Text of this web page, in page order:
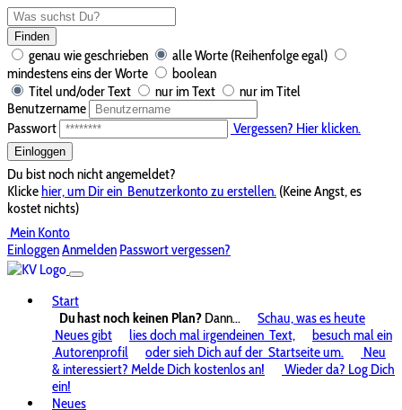
Finden
genau wie geschrieben
alle Worte (Reihenfolge egal)
mindestens eins der Worte
boolean
Titel und/oder Text
nur im Text
nur im Titel
Benutzername
Passwort
Vergessen? Hier klicken.
Einloggen
Du bist noch nicht angemeldet?
Klickehier, um Dir ein Benutzerkonto zu erstellen. (Keine Angst, es
kostet nichts)
Mein Konto
EinloggenAnmelden Passwort vergessen?
Start
Du hast noch keinen Plan? Dann...
Schau, was es heute
Neues gibt
lies doch mal irgendeinen Text,
besuch mal ein
Autorenprofil
oder sieh Dich auf der Startseite um.
Neu
& interessiert? Melde Dich kostenlos an!
Wieder da? Log Dich
ein!
Neues